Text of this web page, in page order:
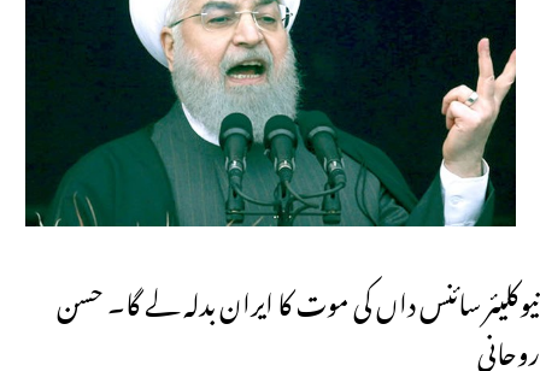
نیوکلیئر سائنس داں کی موت کا ایران بدلہ لے گا۔ حسن
روحانی